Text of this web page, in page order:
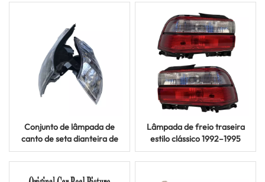
FJ75 Series
para Toyota Corolla AE100
AE104
Conjunto de lâmpada de
canto de seta dianteira de
1992–1996 para modelos
Toyota Corolla AE100
Lâmpada de freio traseira
estilo clássico 1992–1995
para Toyota Corolla AE100
AE101